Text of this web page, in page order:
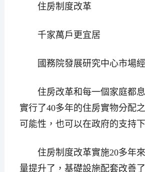
住房制度改革
千家萬戶更宜居
國務院發展研究中心市場經
住房改革和每一個家庭都息
實行了40多年的住房實物分配
可能性，也可以在政府的支持
住房制度改革實施20多年來
量提升了，基礎設施配套改善